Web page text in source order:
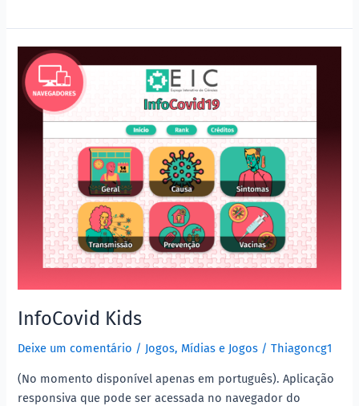
InfoCovid Kids
Deixe um comentário / Jogos, Mídias e Jogos /Thiagoncg1
(No momento disponível apenas em português). Aplicação
responsiva que pode ser acessada no navegador do
InfoCovid
Kids